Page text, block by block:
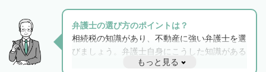
弁護士の選び方のポイントは？
相続税の知識があり、不動産に強い弁護士を選
びましょう。弁護士自身にこうした知識がある
と他士業との連携もスムーズに進み、トラブル
もっと見る